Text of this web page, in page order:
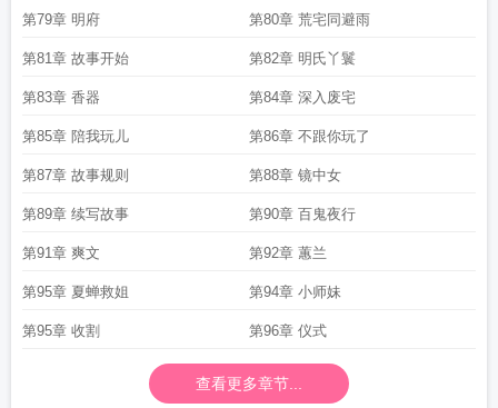
第79章 明府 第80章 荒宅同避雨
第81章 故事开始 第82章 明氏丫鬟
第83章 香器 第84章 深入废宅
第85章 陪我玩儿 第86章 不跟你玩了
第87章 故事规则 第88章 镜中女
第89章 续写故事 第90章 百鬼夜行
第91章 爽文 第92章 蕙兰
第95章 夏蝉救姐 第94章 小师妹
第95章 收割 第96章 仪式
查看更多章节...